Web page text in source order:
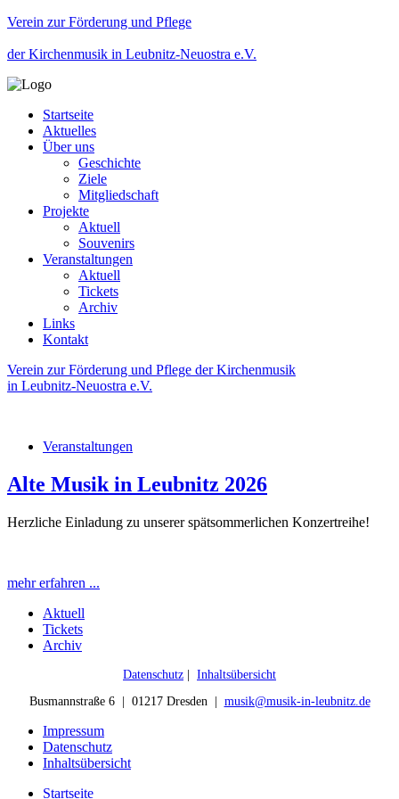
Verein zur Förderung und Pflege
der Kirchenmusik in Leubnitz-Neuostra e.V.
Startseite
Aktuelles
Über uns
Geschichte
Ziele
Mitgliedschaft
Projekte
Aktuell
Souvenirs
Veranstaltungen
Aktuell
Tickets
Archiv
Links
Kontakt
Verein zur Förderung und Pflege der Kirchenmusik
in Leubnitz-Neuostra e.V.
Veranstaltungen
Alte Musik in Leubnitz 2026
Herzliche Einladung zu unserer spätsommerlichen Konzertreihe!
mehr erfahren ...
Aktuell
Tickets
Archiv
Datenschutz
Inhaltsübersicht
Busmannstraße 6 | 01217 Dresden | musik@musik-in-leubnitz.de
Impressum
Datenschutz
Inhaltsübersicht
Startseite